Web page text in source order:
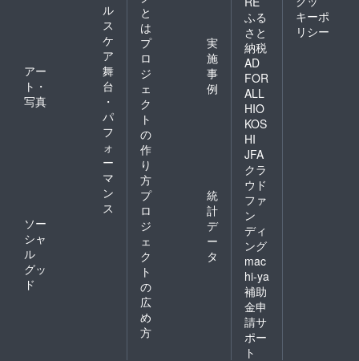
ル
ス
ケ
ア
アー
ト・
写真
舞
台
・
パ
フ
ォ
ー
マ
ン
ス
ソー
シャ
ル
グッ
ド
と
は
プ
ロ
ジ
ェ
ク
ト
の
作
り
方
実
施
事
例
プ
ロ
ジ
ェ
ク
ト
の
広
め
方
統
計
デ
ー
タ
ふる
さと
納税
AD
FOR
ALL
HIO
KOS
HI
JFA
クラ
ウド
ファ
ン
ディ
ング
mac
hi-ya
補助
金申
請サ
ポー
ト
キーポ
リシー